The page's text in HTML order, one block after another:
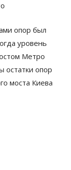
опор был
уровень
Метро
остатки опор
моста Киева